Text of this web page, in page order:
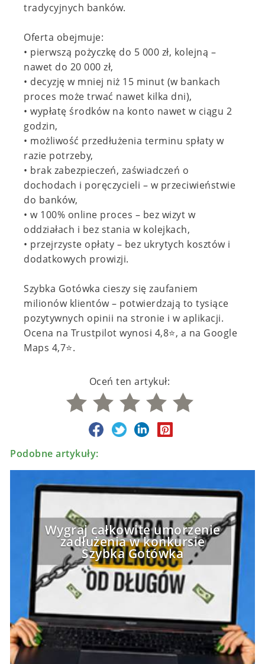
tradycyjnych banków.
Oferta obejmuje:
• pierwszą pożyczkę do 5 000 zł, kolejną –
nawet do 20 000 zł,
• decyzję w mniej niż 15 minut (w bankach
proces może trwać nawet kilka dni),
• wypłatę środków na konto nawet w ciągu 2
godzin,
• możliwość przedłużenia terminu spłaty w
razie potrzeby,
• brak zabezpieczeń, zaświadczeń o
dochodach i poręczycieli – w przeciwieństwie
do banków,
• w 100% online proces – bez wizyt w
oddziałach i bez stania w kolejkach,
• przejrzyste opłaty – bez ukrytych kosztów i
dodatkowych prowizji.
Szybka Gotówka cieszy się zaufaniem
milionów klientów – potwierdzają to tysiące
pozytywnych opinii na stronie i w aplikacji.
Ocena na Trustpilot wynosi 4,8⭐, a na Google
Maps 4,7⭐.
Oceń ten artykuł:
Podobne artykuły:
Wygraj całkowite umorzenie
zadłużenia w konkursie
Szybka Gotówka